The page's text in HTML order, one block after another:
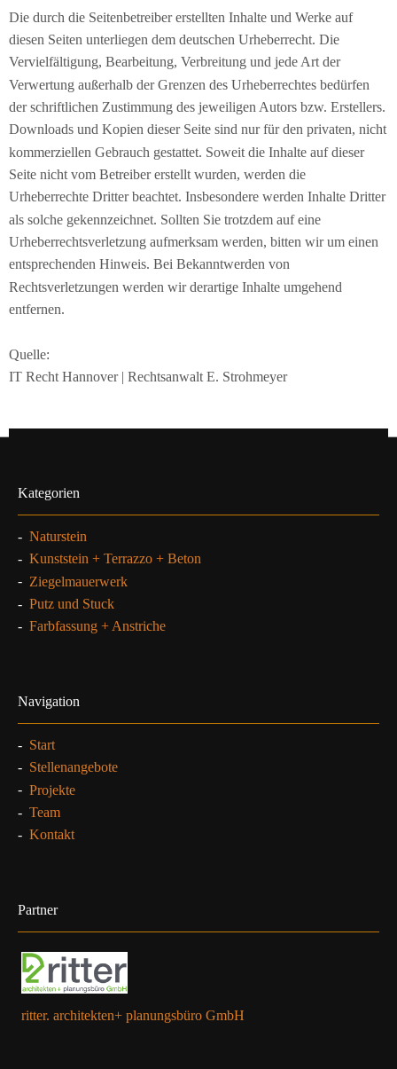
Die durch die Seitenbetreiber erstellten Inhalte und Werke auf
diesen Seiten unterliegen dem deutschen Urheberrecht. Die
Vervielfältigung, Bearbeitung, Verbreitung und jede Art der
Verwertung außerhalb der Grenzen des Urheberrechtes bedürfen
der schriftlichen Zustimmung des jeweiligen Autors bzw. Erstellers.
Downloads und Kopien dieser Seite sind nur für den privaten, nicht
kommerziellen Gebrauch gestattet. Soweit die Inhalte auf dieser
Seite nicht vom Betreiber erstellt wurden, werden die
Urheberrechte Dritter beachtet. Insbesondere werden Inhalte Dritter
als solche gekennzeichnet. Sollten Sie trotzdem auf eine
Urheberrechtsverletzung aufmerksam werden, bitten wir um einen
entsprechenden Hinweis. Bei Bekanntwerden von
Rechtsverletzungen werden wir derartige Inhalte umgehend
entfernen.
Quelle:
IT Recht Hannover | Rechtsanwalt E. Strohmeyer
Kategorien
- Naturstein
- Kunststein + Terrazzo + Beton
- Ziegelmauerwerk
- Putz und Stuck
- Farbfassung + Anstriche
Navigation
- Start
- Stellenangebote
- Projekte
- Team
- Kontakt
Partner
ritter. architekten+ planungsbüro GmbH